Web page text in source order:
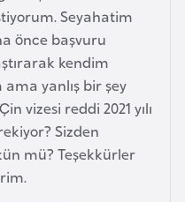
Seyahatim
önce başvuru
kendim
yanlış bir şey
vizesi reddi 2021 yılı
Sizden
mü? Teşekkürler